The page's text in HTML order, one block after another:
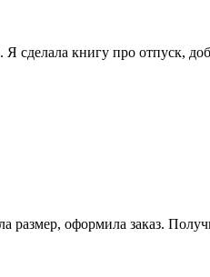
сделала книгу про отпуск,
оформила заказ.